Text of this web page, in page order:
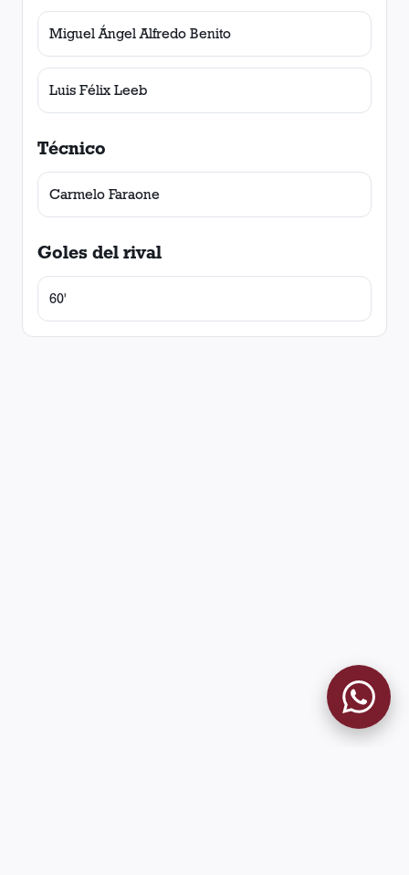
Miguel Ángel Alfredo Benito
Luis Félix Leeb
Técnico
Carmelo Faraone
Goles del rival
60'